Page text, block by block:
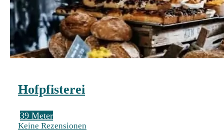
Hofpfisterei
39 Meter
Keine Rezensionen